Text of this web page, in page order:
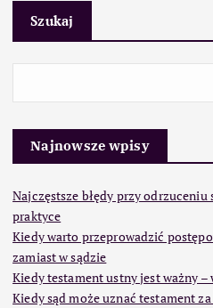
Szukaj
Najnowsze wpisy
Najczęstsze błędy przy odrzuceniu
praktyce
Kiedy warto przeprowadzić
zamiast w sądzie
Kiedy testament ustny jest ważny
Kiedy sąd może uznać testament